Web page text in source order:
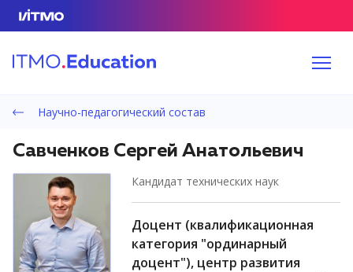
Научно-педагогический состав
Савченков Сергей Анатольевич
кандидат технических наук
доцент (квалификационная
категория "ординарный
доцент"), центр развития